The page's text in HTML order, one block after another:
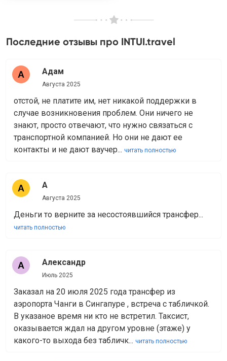
Последние отзывы про INTUI.travel
Адам
Августа 2025
отстой, не платите им, нет никакой поддержки в
случае возникновения проблем. Они ничего не
знают, просто отвечают, что нужно связаться с
транспортной компанией. Но они не дают ее
контакты и не дают ваучер... читать полностью
А
Августа 2025
Деньги то верните за несостоявшийся трансфер...
читать полностью
Александр
Июль 2025
Заказал на 20 июля 2025 года трансфер из
аэропорта Чанги в Сингапуре , встреча с табличкой.
В указаное время ни кто не встретил. Таксист,
оказывается ждал на другом уровне (этаже) у
какого-то выхода без табличк... читать полностью